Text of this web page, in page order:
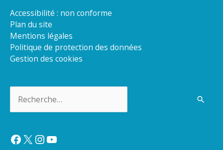
Accessibilité : non conforme
Plan du site
Mentions légales
Politique de protection des données
Gestion des cookies
Facebook
X Instagram
YouTube